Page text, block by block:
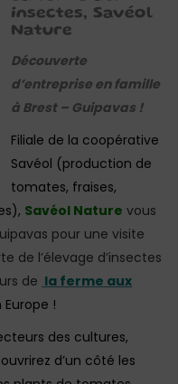
insectes, Savéol
Nature
Découverte
d’entreprise en famille
à Brest – Guipavas !
Filiale de la coopérative
Savéol (production de
tomates, fraises,
Savéol Nature vous
pour une visite
de l’élevage d’insectes
de la ferme aux
!
des cultures,
d’un côté les